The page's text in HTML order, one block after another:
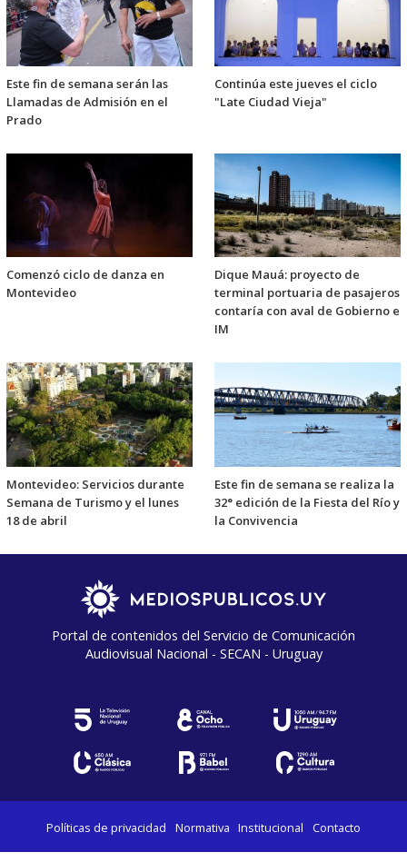
Este fin de semana serán las
Llamadas de Admisión en el
Prado
Continúa este jueves el ciclo
"Late Ciudad Vieja"
Comenzó ciclo de danza en
Montevideo
Dique Mauá: proyecto de
terminal portuaria de pasajeros
contaría con aval de Gobierno e
IM
Montevideo: Servicios durante
Semana de Turismo y el lunes
18 de abril
Este fin de semana se realiza la
32° edición de la Fiesta del Río y
la Convivencia
Portal de contenidos del Servicio de Comunicación
Audiovisual Nacional - SECAN - Uruguay
Políticas de privacidad Normativa Institucional Contacto